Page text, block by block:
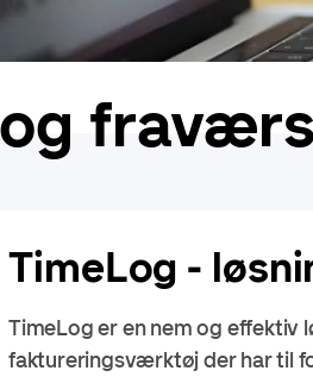
TimeLog -
TimeLog er en nem og effektiv
faktureringsværktøj der har til